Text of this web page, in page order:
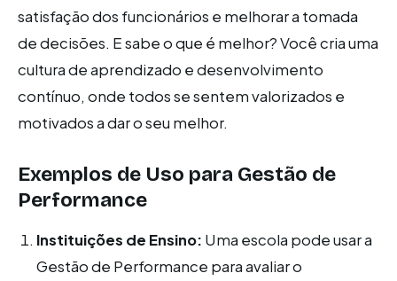
satisfação dos funcionários e melhorar a tomada
de decisões. E sabe o que é melhor? Você cria uma
cultura de aprendizado e desenvolvimento
contínuo, onde todos se sentem valorizados e
motivados a dar o seu melhor.
Exemplos de Uso para Gestão de
Performance
Instituições de Ensino: Uma escola pode usar a
Gestão de Performance para avaliar o